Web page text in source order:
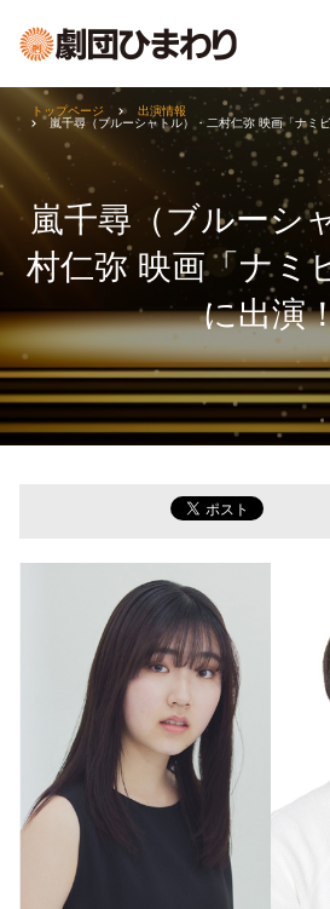
嵐千尋（ブルーシ
村仁弥 映画「ナミ
に出演
トップページ
出演情報
嵐千尋（ブルーシャトル）・二村仁弥 映画「ナミ